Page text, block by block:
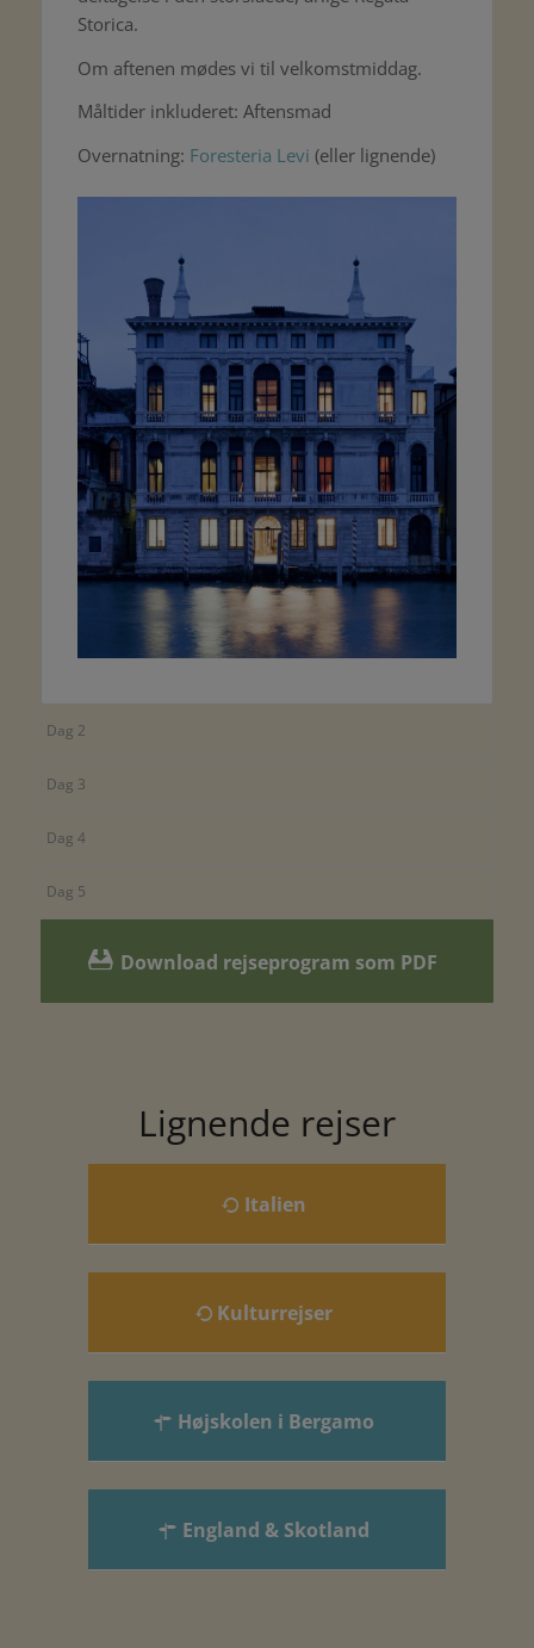
Storica.
Om aftenen mødes vi til velkomstmiddag.
Måltider inkluderet: Aftensmad
Overnatning: Foresteria Levi (eller lignende)
Dag 2
Dag 3
Dag 4
Dag 5
Download rejseprogram som PDF
Lignende rejser
Italien
Kulturrejser
Højskolen i Bergamo
England & Skotland